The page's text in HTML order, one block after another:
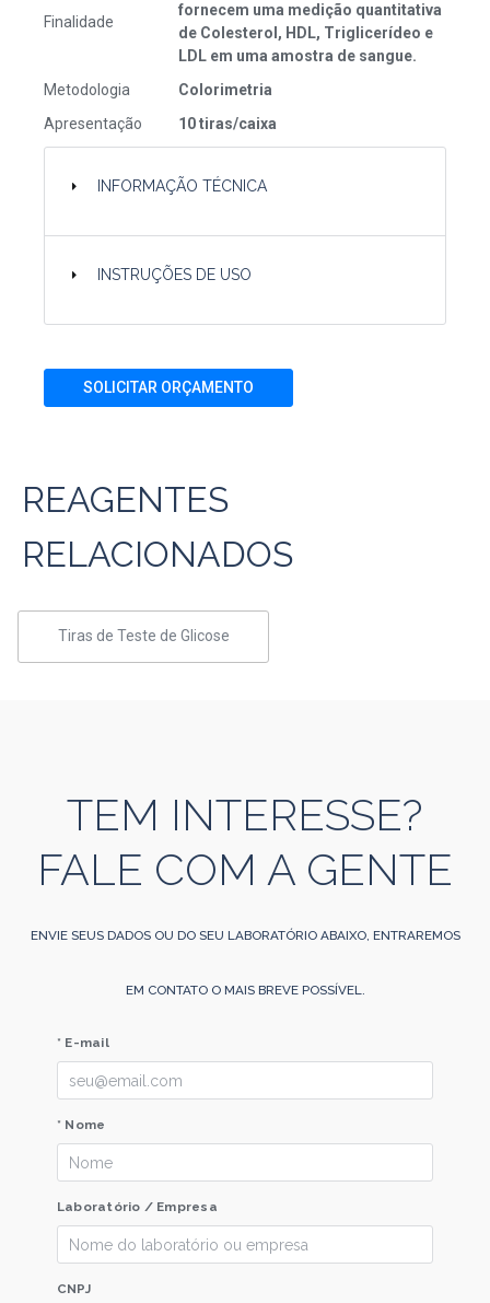
Finalidade
fornecem uma medição quantitativa
de Colesterol, HDL, Triglicerídeo e
LDL em uma amostra de sangue.
Metodologia
Colorimetria
Apresentação
10 tiras/caixa
INFORMAÇÃO TÉCNICA
INSTRUÇÕES DE USO
SOLICITAR ORÇAMENTO
REAGENTES
RELACIONADOS
Tiras de Teste de Glicose
TEM INTERESSE?
FALE COM A GENTE
ENVIE SEUS DADOS OU DO SEU LABORATÓRIO ABAIXO, ENTRAREMOS
EM CONTATO O MAIS BREVE POSSÍVEL.
* E-mail
* Nome
Laboratório / Empresa
CNPJ